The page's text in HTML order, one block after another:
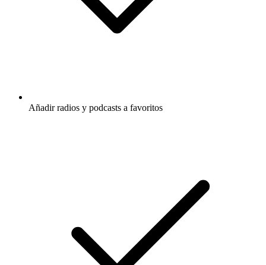
Añadir radios y podcasts a favoritos